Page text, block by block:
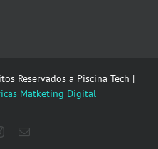
Reservados a Piscina Tech |
Matketing Digital
Instagram
E-